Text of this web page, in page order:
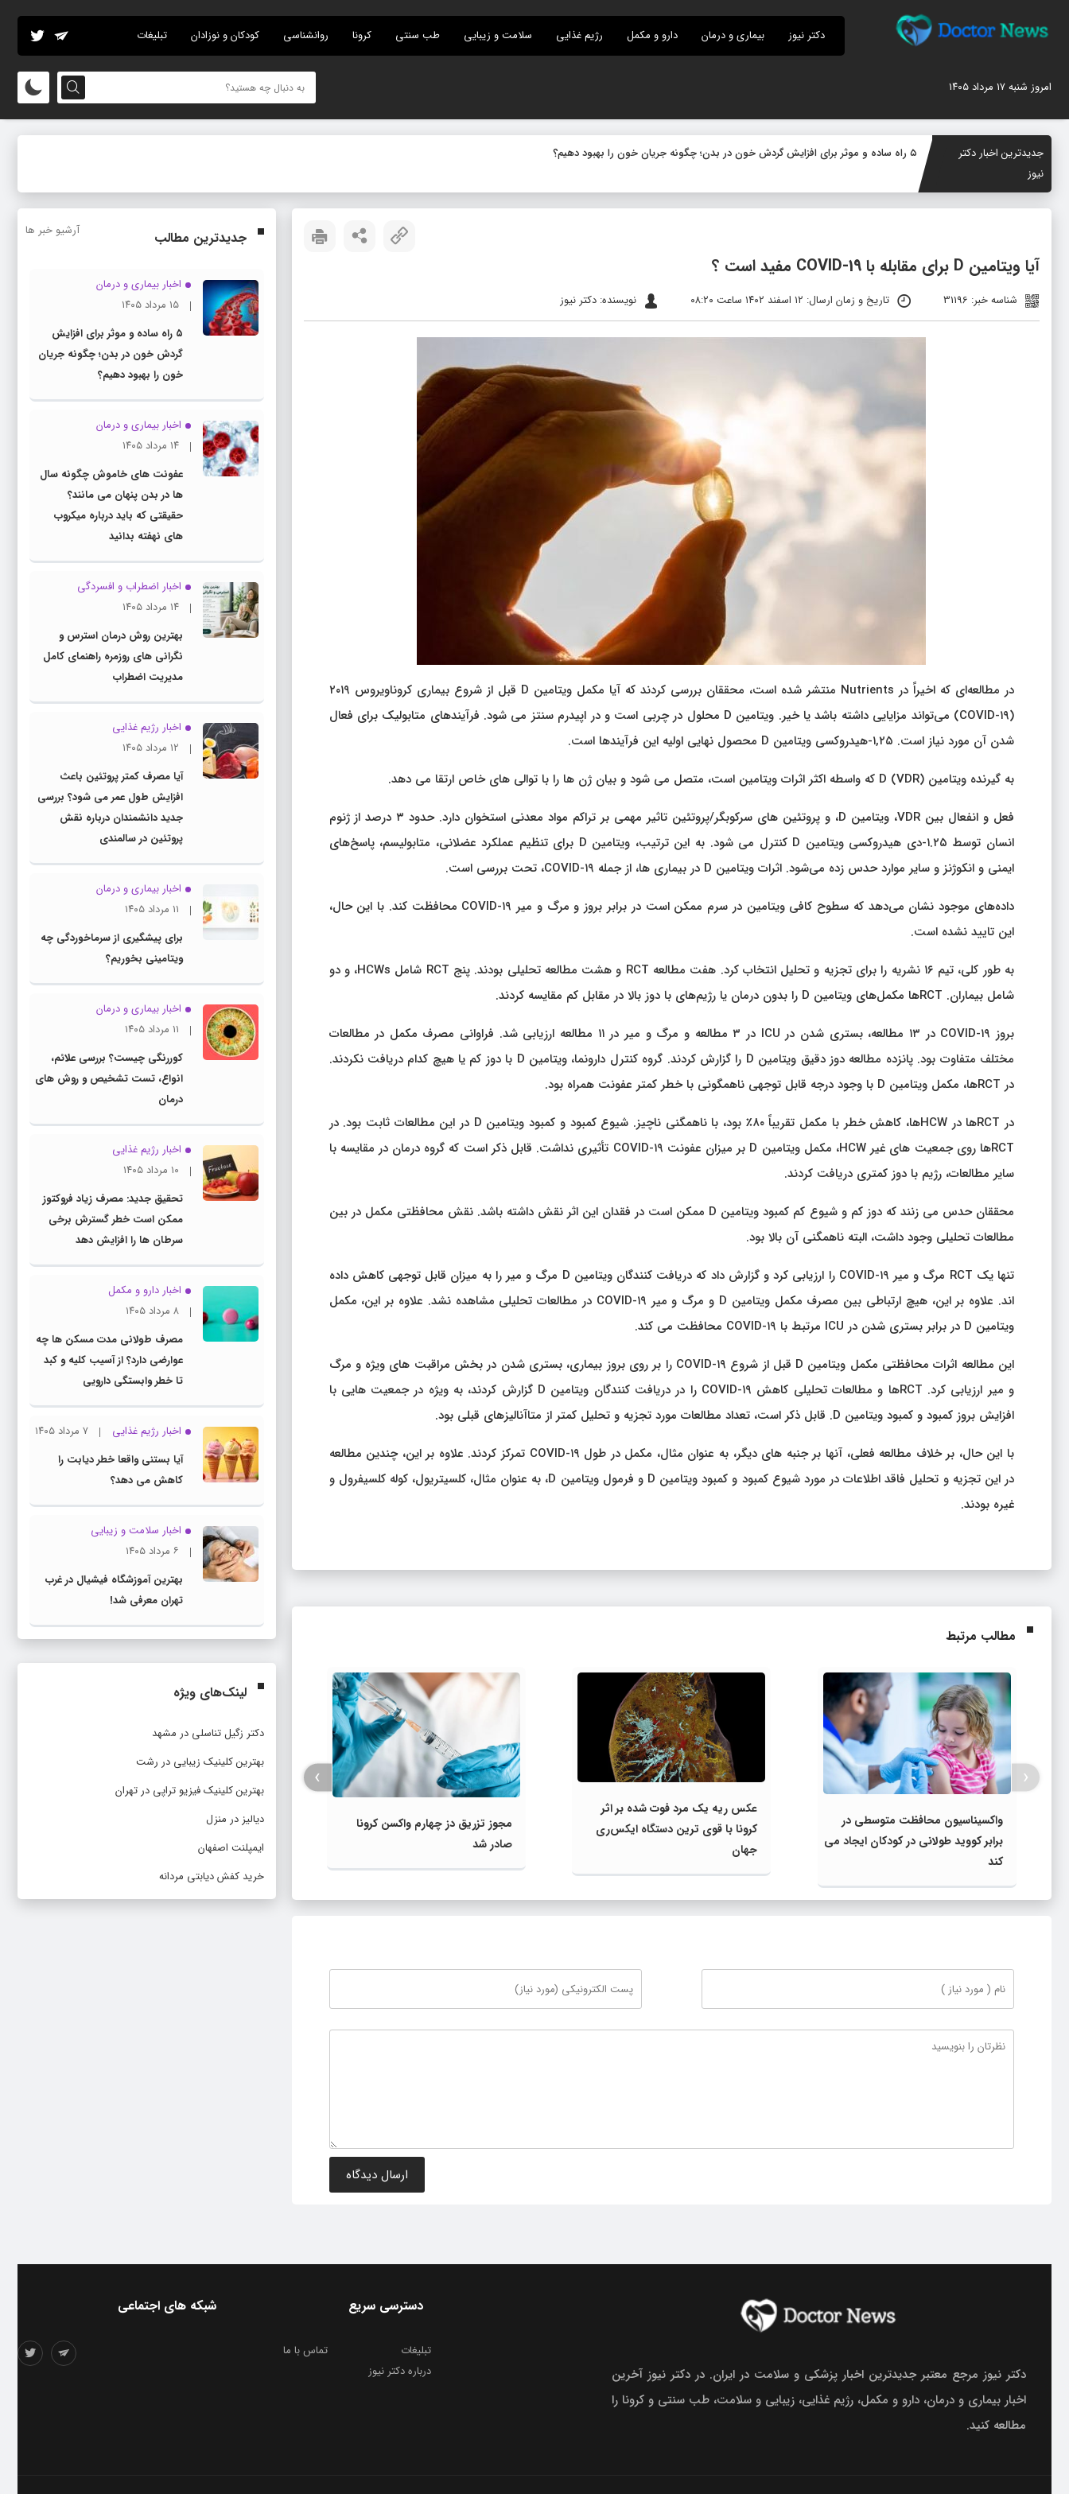
دکتر نیوز بیماری و درمان دارو و مکمل رژیم غذایی سلامت و زیبایی طب سنتی کرونا روانشناسی کودکان و نوزادان تبلیغات
امروز شنبه ۱۷ مرداد ۱۴۰۵
جدیدترین اخبار دکتر
نیوز
۵ راه ساده و موثر برای افزایش گردش خون در بدن؛ چگونه جریان خون را بهبود دهیم؟
آیا ویتامین D برای مقابله با COVID-19 مفید است ؟
شناسه خبر: 31196 تاریخ و زمان ارسال: ۱۲ اسفند ۱۴۰۲ ساعت ۰۸:۲۰ نویسنده: دکتر نیوز
در مطالعه‌ای که اخیراً در Nutrients منتشر شده است، محققان بررسی کردند که آیا مکمل ویتامین D قبل از شروع بیماری کروناویروس ۲۰۱۹
(COVID-۱۹) می‌تواند مزایایی داشته باشد یا خیر. ویتامین D محلول در چربی است و در اپیدرم سنتز می شود. فرآیندهای متابولیک برای فعال
شدن آن مورد نیاز است. ۱,۲۵-هیدروکسی ویتامین D محصول نهایی اولیه این فرآیندها است.
به گیرنده ویتامین D (VDR) که واسطه اکثر اثرات ویتامین است، متصل می شود و بیان ژن ها را با توالی های خاص ارتقا می دهد.
فعل و انفعال بین VDR، ویتامین D، و پروتئین های سرکوبگر/پروتئین تاثیر مهمی بر تراکم مواد معدنی استخوان دارد. حدود ۳ درصد از ژنوم
انسان توسط ۱.۲۵-دی هیدروکسی ویتامین D کنترل می شود. به این ترتیب، ویتامین D برای تنظیم عملکرد عضلانی، متابولیسم، پاسخ‌های
ایمنی و انکوژنز و سایر موارد حدس زده می‌شود. اثرات ویتامین D در بیماری ها، از جمله COVID-۱۹، تحت بررسی است.
داده‌های موجود نشان می‌دهد که سطوح کافی ویتامین در سرم ممکن است در برابر بروز و مرگ و میر COVID-۱۹ محافظت کند. با این حال،
این تایید نشده است.
به طور کلی، تیم ۱۶ نشریه را برای تجزیه و تحلیل انتخاب کرد. هفت مطالعه RCT و هشت مطالعه تحلیلی بودند. پنج RCT شامل HCWs، و دو
شامل بیماران. RCTها مکمل‌های ویتامین D را بدون درمان یا رژیم‌های با دوز بالا در مقابل کم مقایسه کردند.
بروز COVID-۱۹ در ۱۳ مطالعه، بستری شدن در ICU در ۳ مطالعه و مرگ و میر در ۱۱ مطالعه ارزیابی شد. فراوانی مصرف مکمل در مطالعات
مختلف متفاوت بود. پانزده مطالعه دوز دقیق ویتامین D را گزارش کردند. گروه کنترل دارونما، ویتامین D با دوز کم یا هیچ کدام دریافت نکردند.
در RCTها، مکمل ویتامین D با وجود درجه قابل توجهی ناهمگونی با خطر کمتر عفونت همراه بود.
در RCTها در HCWها، کاهش خطر با مکمل تقریباً ۸۰٪ بود، با ناهمگنی ناچیز. شیوع کمبود و کمبود ویتامین D در این مطالعات ثابت بود. در
RCTها روی جمعیت های غیر HCW، مکمل ویتامین D بر میزان عفونت COVID-۱۹ تأثیری نداشت. قابل ذکر است که گروه درمان در مقایسه با
سایر مطالعات، رژیم با دوز کمتری دریافت کردند.
محققان حدس می زنند که دوز کم و شیوع کم کمبود ویتامین D ممکن است در فقدان این اثر نقش داشته باشد. نقش محافظتی مکمل در بین
مطالعات تحلیلی وجود داشت، البته ناهمگنی آن بالا بود.
تنها یک RCT مرگ و میر COVID-۱۹ را ارزیابی کرد و گزارش داد که دریافت کنندگان ویتامین D مرگ و میر را به میزان قابل توجهی کاهش داده
اند. علاوه بر این، هیچ ارتباطی بین مصرف مکمل ویتامین D و مرگ و میر COVID-۱۹ در مطالعات تحلیلی مشاهده نشد. علاوه بر این، مکمل
ویتامین D در برابر بستری شدن در ICU مرتبط با COVID-۱۹ محافظت می کند.
این مطالعه اثرات محافظتی مکمل ویتامین D قبل از شروع COVID-۱۹ را بر روی بروز بیماری، بستری شدن در بخش مراقبت های ویژه و مرگ
و میر ارزیابی کرد. RCTها و مطالعات تحلیلی کاهش COVID-۱۹ را در دریافت کنندگان ویتامین D گزارش کردند، به ویژه در جمعیت هایی با
افزایش بروز کمبود و کمبود ویتامین D. قابل ذکر است، تعداد مطالعات مورد تجزیه و تحلیل کمتر از متاآنالیزهای قبلی بود.
با این حال، بر خلاف مطالعه فعلی، آنها بر جنبه های دیگر، به عنوان مثال، مکمل در طول COVID-۱۹ تمرکز کردند. علاوه بر این، چندین مطالعه
در این تجزیه و تحلیل فاقد اطلاعات در مورد شیوع کمبود و کمبود ویتامین D و فرمول ویتامین D، به عنوان مثال، کلسیتریول، کوله کلسیفرول و
غیره بودند.
مطالب مرتبط
واکسیناسیون محافظت متوسطی در
برابر کووید طولانی در کودکان ایجاد می
کند
عکس ریه یک مرد فوت شده بر اثر
کرونا با قوی‌ ترین دستگاه ایکس‌ری
جهان
مجوز تزریق دز چهارم واکسن کرونا
صادر شد
وزارت بهداشت چه زمانی پایان
همه‌گیری کرونا را اعلام می‌کند ؟
‹
›
جدیدترین مطالب آرشیو خبر ها
اخبار بیماری و درمان
۱۵ مرداد ۱۴۰۵
۵ راه ساده و موثر برای افزایش
گردش خون در بدن؛ چگونه جریان
خون را بهبود دهیم؟
اخبار بیماری و درمان
۱۴ مرداد ۱۴۰۵
عفونت های خاموش چگونه سال
ها در بدن پنهان می مانند؟
حقیقتی که باید درباره میکروب
های نهفته بدانید
اخبار اضطراب و افسردگی
۱۴ مرداد ۱۴۰۵
بهترین روش درمان استرس و
نگرانی های روزمره راهنمای کامل
مدیریت اضطراب
اخبار رژیم غذایی
۱۲ مرداد ۱۴۰۵
آیا مصرف کمتر پروتئین باعث
افزایش طول عمر می شود؟ بررسی
جدید دانشمندان درباره نقش
پروتئین در سالمندی
اخبار بیماری و درمان
۱۱ مرداد ۱۴۰۵
برای پیشگیری از سرماخوردگی چه
ویتامینی بخوریم؟
اخبار بیماری و درمان
۱۱ مرداد ۱۴۰۵
کوررنگی چیست؟ بررسی علائم،
انواع، تست تشخیص و روش های
درمان
اخبار رژیم غذایی
۱۰ مرداد ۱۴۰۵
تحقیق جدید: مصرف زیاد فروکتوز
ممکن است خطر گسترش برخی
سرطان ها را افزایش دهد
اخبار دارو و مکمل
۸ مرداد ۱۴۰۵
مصرف طولانی مدت مسکن ها چه
عوارضی دارد؟ از آسیب کلیه و کبد
تا خطر وابستگی دارویی
اخبار رژیم غذایی
۷ مرداد ۱۴۰۵
آیا بستنی واقعا خطر دیابت را
کاهش می دهد؟
اخبار سلامت و زیبایی
۶ مرداد ۱۴۰۵
بهترین آموزشگاه فیشیال در غرب
تهران معرفی شد!
لینک‌های ویژه
دکتر زگیل تناسلی در مشهد
بهترین کلینیک زیبایی در رشت
بهترین کلینیک فیزیو تراپی در تهران
دیالیز در منزل
ایمپلنت اصفهان
خرید کفش دیابتی مردانه
دکتر نیوز مرجع معتبر جدیدترین اخبار پزشکی و سلامت در ایران. در دکتر نیوز آخرین
اخبار بیماری و درمان، دارو و مکمل، رژیم غذایی، زیبایی و سلامت، طب سنتی و کرونا را
مطالعه کنید.
شبکه های اجتماعی دسترسی سریع
تبلیغات
تماس با ما
درباره دکتر نیوز